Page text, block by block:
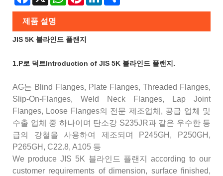
제품 설명
JIS 5K 블라인드 플랜지
1.P로 덕트Introduction of JIS 5K 블라인드 플랜지.
AG는 Blind Flanges, Plate Flanges, Threaded Flanges,
Slip-On-Flanges, Weld Neck Flanges, Lap Joint
Flanges, Loose Flanges의 전문 제조업체, 공급 업체 및
수출 업체 중 하나이며 탄소강 S235JR과 같은 우수한 등
급의 강철을 사용하여 제조되며 P245GH, P250GH,
P265GH, C22.8, A105 등
We produce JIS 5K 블라인드 플랜지 according to our
customer requirements of dimension, surface finished,